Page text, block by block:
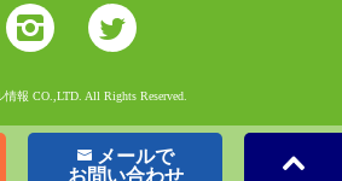
メールで
お問い合わせ
報 CO.,LTD. All Rights Reserved.